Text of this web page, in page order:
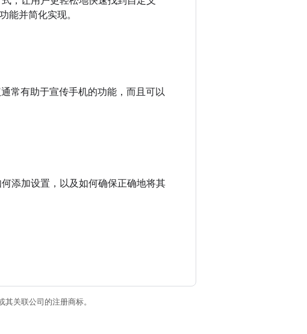
能并简化实现。
常有助于宣传手机的功能，而且可以
添加设置，以及如何确保正确地将其
关联公司的注册商标。